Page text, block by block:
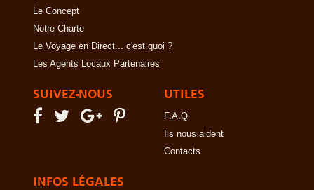
Le Concept
Notre Charte
Le Voyage en Direct... c'est quoi ?
Les Agents Locaux Partenaires
SUIVEZ-NOUS UTILES
F.A.Q
Ils nous aident
Contacts
INFOS LÉGALES